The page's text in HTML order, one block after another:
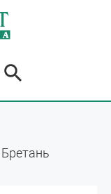
Бретань